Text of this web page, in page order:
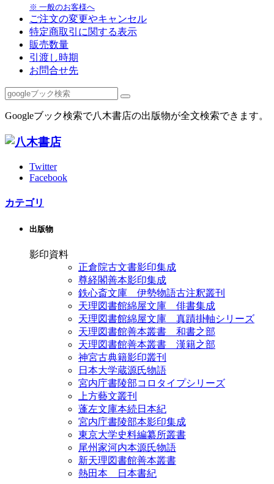
※ 一般のお客様へ
ご注文の変更やキャンセル
特定商取引に関する表示
販売数量
引渡し時期
お問合せ先
Googleブック検索で八木書店の出版物が全文検索できます。
Twitter
Facebook
カテゴリ
出版物
影印資料
正倉院古文書影印集成
尊経閣善本影印集成
鉄心斎文庫 伊勢物語古注釈叢刊
天理図書館綿屋文庫 俳書集成
天理図書館綿屋文庫 真蹟掛軸シリーズ
天理図書館善本叢書 和書之部
天理図書館善本叢書 漢籍之部
神宮古典籍影印叢刊
日本大学蔵源氏物語
宮内庁書陵部コロタイプシリーズ
上方藝文叢刊
蓬左文庫本続日本紀
宮内庁書陵部本影印集成
東京大学史料編纂所叢書
尾州家河内本源氏物語
新天理図書館善本叢書
熱田本 日本書紀